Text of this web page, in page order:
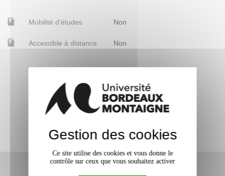
Mobilité d'études Non
Accessible à distance Non
Gestion des cookies
Ce site utilise des cookies et vous donne le
contrôle sur ceux que vous souhaitez activer